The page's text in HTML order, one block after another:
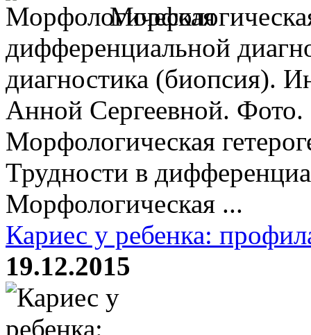
дифференциальной
диагностика (биопсия).
Анной Сергеевной.
Морфологическая
Трудности в
Морфологическая ...
Кариес у ребенка:
19.12.2015